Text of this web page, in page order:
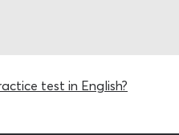
test in English?